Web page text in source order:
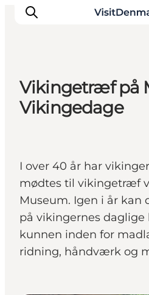
Inspiration
Destinationer
Planlæg ferien
Vikingetræf på
Vikingedage
I over 40 år har
mødtes til vikingetræf
Museum. Igen i år
på vikingernes daglige
kunnen inden for
ridning, håndværk og